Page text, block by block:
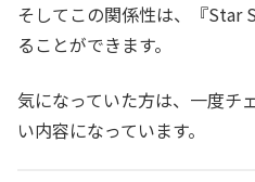
そしてこの関係性は、『Star
ることができます。
気になっていた方は、一度チ
い内容になっています。